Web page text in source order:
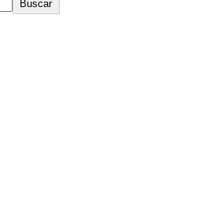
Buscar